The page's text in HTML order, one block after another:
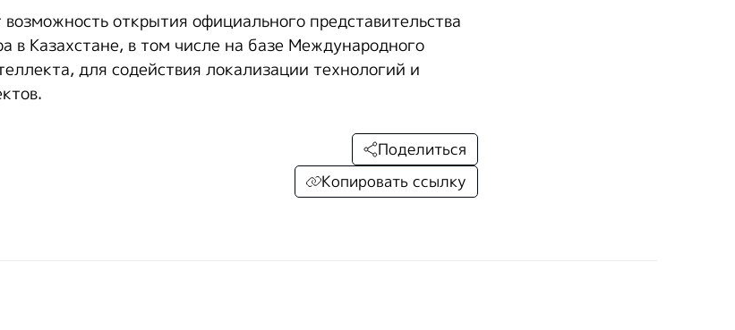
открытия официального представительства
в Казахстане, в том числе на базе Международного
для содействия локализации технологий и
Поделиться
Копировать ссылку